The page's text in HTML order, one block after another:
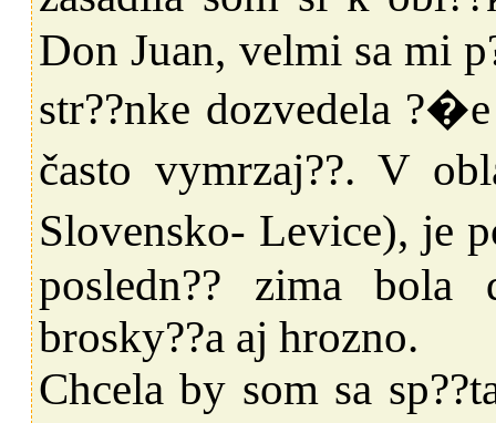
Don Juan, velmi sa mi
str??nke dozvedela
často vymrzaj??. V
Slovensko- Levice), je
posledn?? zima bola
brosky??a aj hrozno.
Chcela by som sa